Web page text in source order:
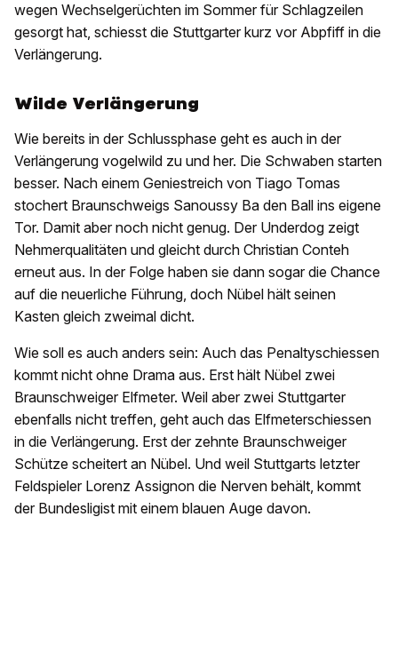
wegen Wechselgerüchten im Sommer für Schlagzeilen
gesorgt hat, schiesst die Stuttgarter kurz vor Abpfiff in die
Verlängerung.
Wilde Verlängerung
Wie bereits in der Schlussphase geht es auch in der
Verlängerung vogelwild zu und her. Die Schwaben starten
besser. Nach einem Geniestreich von Tiago Tomas
stochert Braunschweigs Sanoussy Ba den Ball ins eigene
Tor. Damit aber noch nicht genug. Der Underdog zeigt
Nehmerqualitäten und gleicht durch Christian Conteh
erneut aus. In der Folge haben sie dann sogar die Chance
auf die neuerliche Führung, doch Nübel hält seinen
Kasten gleich zweimal dicht.
Wie soll es auch anders sein: Auch das Penaltyschiessen
kommt nicht ohne Drama aus. Erst hält Nübel zwei
Braunschweiger Elfmeter. Weil aber zwei Stuttgarter
ebenfalls nicht treffen, geht auch das Elfmeterschiessen
in die Verlängerung. Erst der zehnte Braunschweiger
Schütze scheitert an Nübel. Und weil Stuttgarts letzter
Feldspieler Lorenz Assignon die Nerven behält, kommt
der Bundesligist mit einem blauen Auge davon.